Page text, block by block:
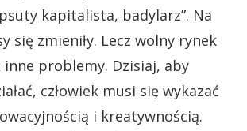
kapitalista, badylarz”. Na
się zmieniły. Lecz wolny rynek
problemy. Dzisiaj, aby
człowiek musi się wykazać
i kreatywnością.